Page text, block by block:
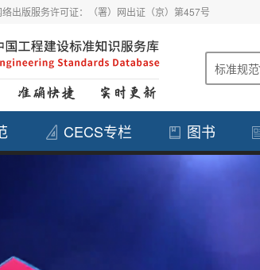
络出版服务许可证：（署）网出证（京）第457号
标准规范
CECS专栏 图书